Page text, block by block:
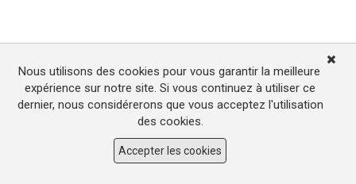
Nous utilisons des cookies pour vous garantir la meilleure
expérience sur notre site. Si vous continuez à utiliser ce
dernier, nous considérerons que vous acceptez l'utilisation
des cookies.
Accepter les cookies